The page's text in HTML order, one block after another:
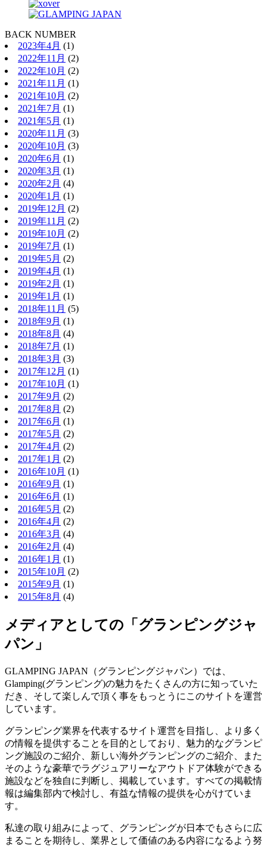
BACK NUMBER
2023年4月 (1)
2022年11月 (2)
2022年10月 (2)
2021年11月 (1)
2021年10月 (2)
2021年7月 (1)
2021年5月 (1)
2020年11月 (3)
2020年10月 (3)
2020年6月 (1)
2020年3月 (1)
2020年2月 (4)
2020年1月 (1)
2019年12月 (2)
2019年11月 (2)
2019年10月 (2)
2019年7月 (1)
2019年5月 (2)
2019年4月 (1)
2019年2月 (1)
2019年1月 (1)
2018年11月 (5)
2018年9月 (1)
2018年8月 (4)
2018年7月 (1)
2018年3月 (3)
2017年12月 (1)
2017年10月 (1)
2017年9月 (2)
2017年8月 (2)
2017年6月 (1)
2017年5月 (2)
2017年4月 (2)
2017年1月 (2)
2016年10月 (1)
2016年9月 (1)
2016年6月 (1)
2016年5月 (2)
2016年4月 (2)
2016年3月 (4)
2016年2月 (4)
2016年1月 (1)
2015年10月 (2)
2015年9月 (1)
2015年8月 (4)
メディアとしての「グランピングジャ
パン」
GLAMPING JAPAN（グランピングジャパン）では、
Glamping(グランピング)の魅力をたくさんの方に知っていた
だき、そして楽しんで頂く事をもっとうにこのサイトを運営
しています。
グランピング業界を代表するサイト運営を目指し、より多く
の情報を提供することを目的としており、魅力的なグランピ
ング施設のご紹介、新しい海外グランピングのご紹介、また
そのような豪華でラグジュアリーなアウトドア体験ができる
施設などを独自に判断し、掲載しています。すべての掲載情
報は編集部内で検討し、有益な情報の提供を心がけていま
す。
私達の取り組みによって、グランピングが日本でもさらに広
まることを期待し、業界として価値のある内容になるよう努